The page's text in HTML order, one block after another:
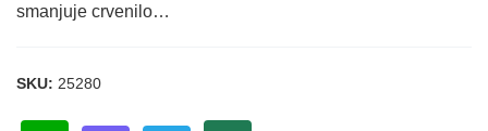
smanjuje crvenilo…
SKU: 25280